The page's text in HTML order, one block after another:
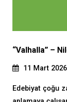
“Valhalla” –
11 Mart 2026
Edebiyat çoğu